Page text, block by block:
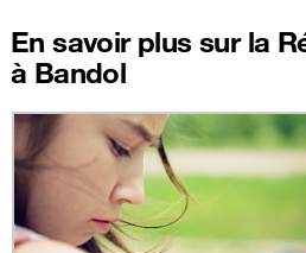
En savoir plus sur la
à Bandol